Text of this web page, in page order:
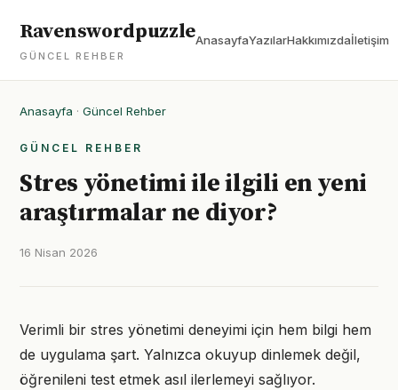
Ravenswordpuzzle
GÜNCEL REHBER
AnasayfaYazılarHakkımızdaİletişim
Anasayfa · Güncel Rehber
GÜNCEL REHBER
Stres yönetimi ile ilgili en yeni
araştırmalar ne diyor?
16 Nisan 2026
Verimli bir stres yönetimi deneyimi için hem bilgi hem
de uygulama şart. Yalnızca okuyup dinlemek değil,
öğrenileni test etmek asıl ilerlemeyi sağlıyor.